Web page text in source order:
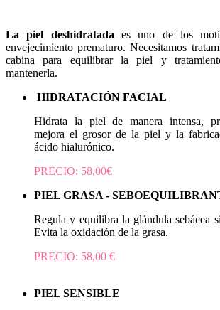
La piel deshidratada es uno de los
envejecimiento prematuro. Necesitamos
cabina para equilibrar la piel y
mantenerla.
HIDRATACIÓN FACIAL
Hidrata la piel de manera intensa,
mejora el grosor de la piel y la
ácido hialurónico.
PRECIO: 58,00€
PIEL GRASA -
Regula y equilibra la glándula sebácea
Evita la oxidación de la grasa.
PRECIO: 58,00 €
PIEL SENSIBLE